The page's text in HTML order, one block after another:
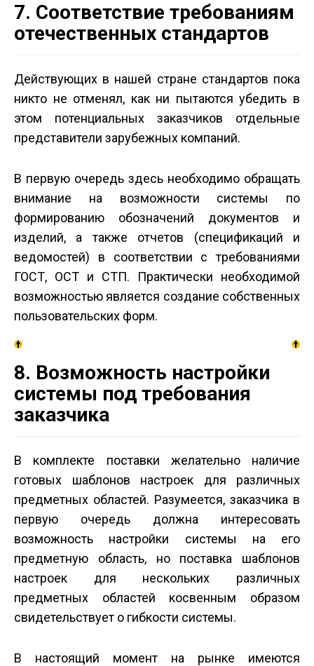
7. Соответствие требованиям
отечественных стандартов
Действующих в нашей стране стандартов пока
никто не отменял, как ни пытаются убедить в
этом потенциальных заказчиков отдельные
представители зарубежных компаний.
В первую очередь здесь необходимо обращать
внимание на возможности системы по
формированию обозначений документов и
изделий, а также отчетов (спецификаций и
ведомостей) в соответствии с требованиями
ГОСТ, ОСТ и СТП. Практически необходимой
возможностью является создание собственных
пользовательских форм.
8. Возможность настройки
системы под требования
заказчика
В комплекте поставки желательно наличие
готовых шаблонов настроек для различных
предметных областей. Разумеется, заказчика в
первую очередь должна интересовать
возможность настройки системы на его
предметную область, но поставка шаблонов
настроек для нескольких различных
предметных областей косвенным образом
свидетельствует о гибкости системы.
В настоящий момент на рынке имеются